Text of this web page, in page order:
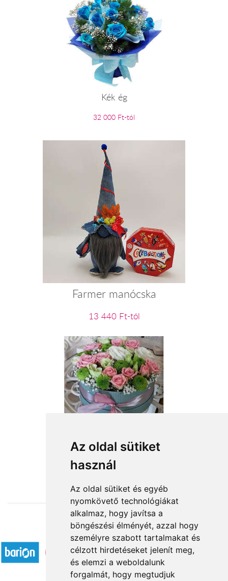
Az oldal sütiket
használ
Az oldal sütiket és egyéb
nyomkövető technológiákat
alkalmaz, hogy javítsa a
böngészési élményét, azzal hogy
személyre szabott tartalmakat és
célzott hirdetéseket jelenít meg,
és elemzi a weboldalunk
forgalmát, hogy megtudjuk
Kék ég
32 000 Ft-tól
Farmer manócska
13 440 Ft-tól
Ölelés a távolból
22 060 Ft-tól
Elfogadott fizetési módok